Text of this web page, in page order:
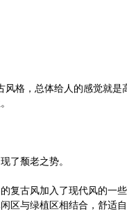
格，总体给人的感觉就
了颓老之势。
古风加入了现代风的一些
区与绿植区相结合，舒适自